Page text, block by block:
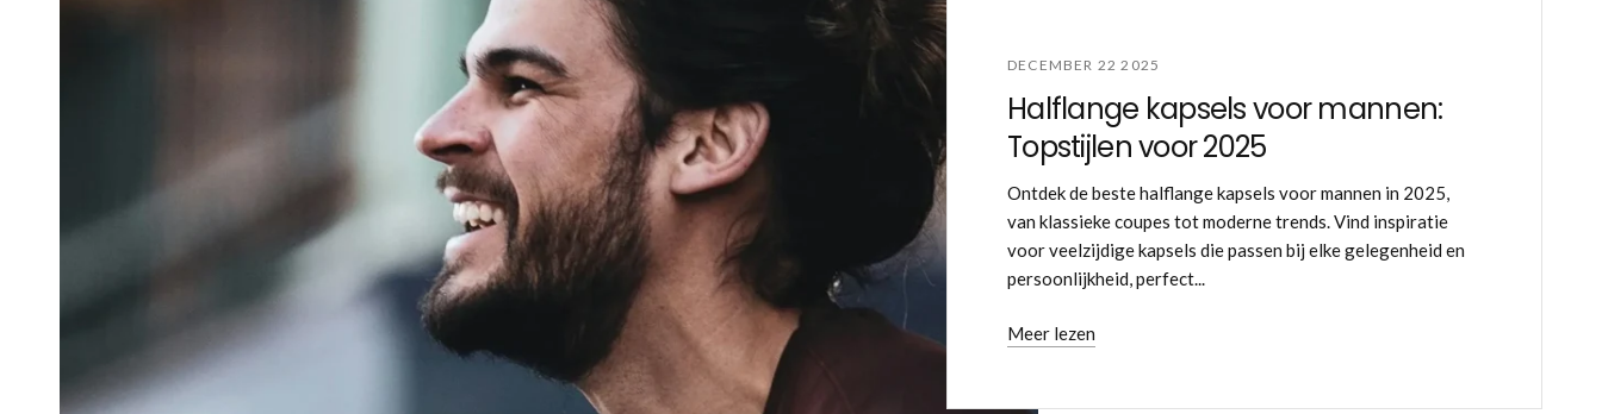
DECEMBER 22 2025
Halflange kapsels voor mannen:
Topstijlen voor 2025
Ontdek de beste halflange kapsels voor mannen in 2025,
van klassieke coupes tot moderne trends. Vind inspiratie
voor veelzijdige kapsels die passen bij elke gelegenheid en
persoonlijkheid, perfect...
Meer lezen